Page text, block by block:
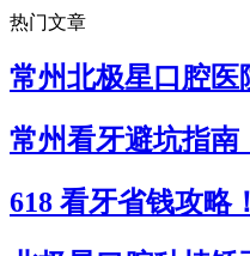
热门文章
常州北极星口腔医
常州看牙避坑指南
618 看牙省钱攻略